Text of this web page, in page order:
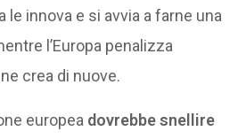
le innova e si avvia a farne una
l’Europa penalizza
crea di nuove.
europea dovrebbe snellire